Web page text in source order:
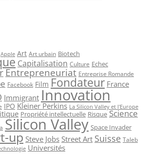
Apple Art Art urbain Biotech
Capitalisation Culture Echec
Entrepreneuriat Entreprise Romande
Facebook Film Fondateur France
Immigrant Innovation
IPO Kleiner Perkins La Silicon Valley et l'Europe
Propriété intellectuelle Risque Science
Silicon Valley Space Invader
up Steve Jobs Street Art Suisse Taleb
Universités